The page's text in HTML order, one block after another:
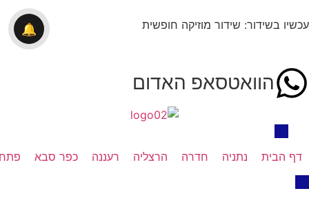
עכשיו בשידור: שידור מוזיקה חופשית
הוואטסאפ האדום
דף הבית נתניה חדרה הרצליה רעננה כפר סבא
🔔